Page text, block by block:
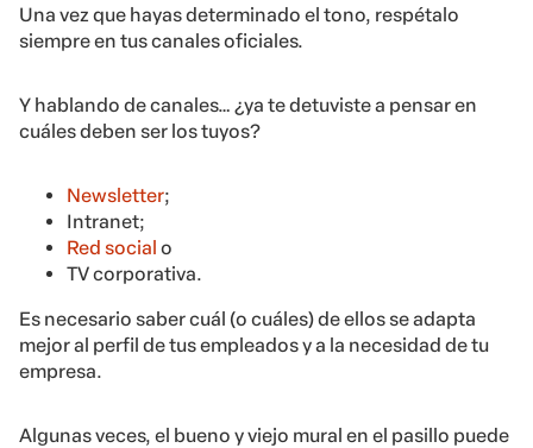
Una vez que hayas determinado el tono, respétalo
siempre en tus canales oficiales.
Y hablando de canales… ¿ya te detuviste a pensar en
cuáles deben ser los tuyos?
Newsletter;
Intranet;
Red social o
TV corporativa.
Es necesario saber cuál (o cuáles) de ellos se adapta
mejor al perfil de tus empleados y a la necesidad de tu
empresa.
Algunas veces, el bueno y viejo mural en el pasillo puede